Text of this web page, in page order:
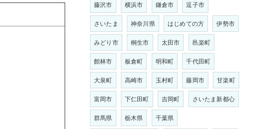
藤沢市 横浜市 鎌倉市 逗子市
さいたま 神奈川県 はじめての方 伊勢市
みどり市 桐生市 太田市 邑楽町
館林市 板倉町 明和町 千代田町
大泉町 高崎市 玉村町 藤岡市 甘楽町
富岡市 下仁田町 吉岡町 さいたま新都心
群馬県 栃木県 千葉県